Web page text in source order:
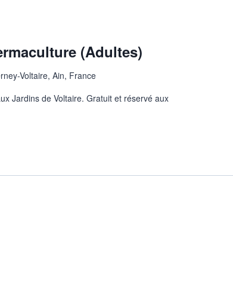
(Adultes)
Voltaire, Ain, France
Jardins de Voltaire. Gratuit et réservé aux